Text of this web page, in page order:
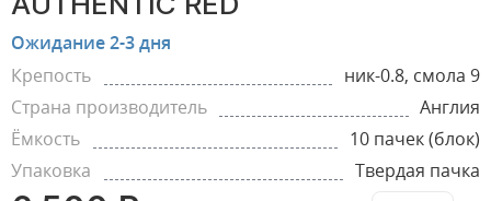
Ожидание 2-3 дня
Крепость
ник-0.8, смола 9
Страна производитель
Англия
Ёмкость
10 пачек (блок)
Упаковка
Твердая пачка